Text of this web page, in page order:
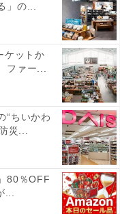
」の...
ケットか
ファー...
“ちいかわ
災...
80％OFF
...